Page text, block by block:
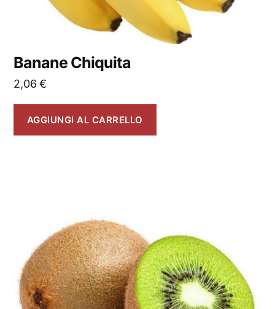
Banane Chiquita
2,06€
AGGIUNGI AL CARRELLO